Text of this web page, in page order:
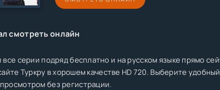
смотреть онлайн
все серии подряд бесплатно и на русском языке прямо
Туркру в хорошем качестве HD 720. Выберите
без регистрации.